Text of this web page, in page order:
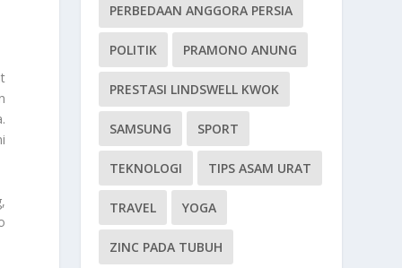
PERBEDAAN ANGGORA PERSIA
POLITIK PRAMONO ANUNG
PRESTASI LINDSWELL KWOK
SAMSUNG SPORT
TEKNOLOGI TIPS ASAM URAT
TRAVEL YOGA
ZINC PADA TUBUH